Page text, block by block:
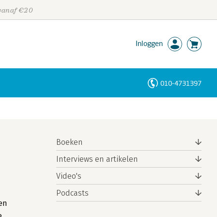
€20
Inloggen
010-4731397
Boeken
Interviews en artikelen
Video's
Podcasts
Personen